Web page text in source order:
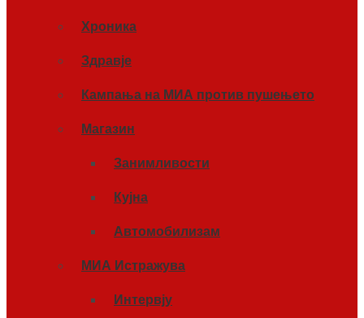
Хроника
Здравје
Кампања на МИА против пушењето
Магазин
Занимливости
Кујна
Автомобилизам
МИА Истражува
Интервју